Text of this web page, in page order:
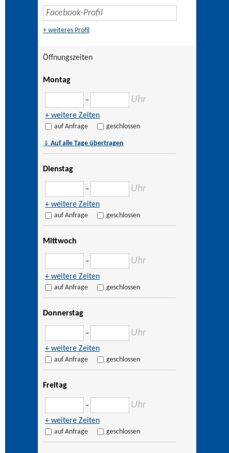
+ weiteres Profil
Öffnungszeiten
Montag
– Uhr
+ weitere Zeiten
auf Anfrage geschlossen
⇓ Auf alle Tage übertragen
Dienstag
– Uhr
+ weitere Zeiten
auf Anfrage geschlossen
Mittwoch
– Uhr
+ weitere Zeiten
auf Anfrage geschlossen
Donnerstag
– Uhr
+ weitere Zeiten
auf Anfrage geschlossen
Freitag
– Uhr
+ weitere Zeiten
auf Anfrage geschlossen